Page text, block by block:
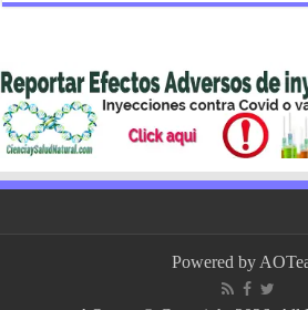
Powered by